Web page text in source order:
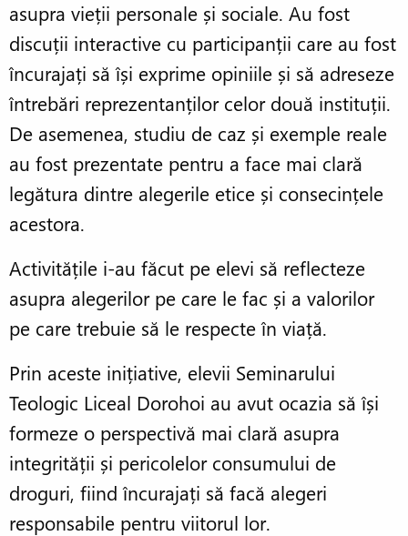
asupra vieții personale și sociale. Au fost
discuții interactive cu participanții care au fost
încurajați să își exprime opiniile și să adreseze
întrebări reprezentanților celor două instituții.
De asemenea, studiu de caz și exemple reale
au fost prezentate pentru a face mai clară
legătura dintre alegerile etice și consecințele
acestora.
Activitățile i-au făcut pe elevi să reflecteze
asupra alegerilor pe care le fac și a valorilor
pe care trebuie să le respecte în viață.
Prin aceste inițiative, elevii Seminarului
Teologic Liceal Dorohoi au avut ocazia să își
formeze o perspectivă mai clară asupra
integrității și pericolelor consumului de
droguri, fiind încurajați să facă alegeri
responsabile pentru viitorul lor.